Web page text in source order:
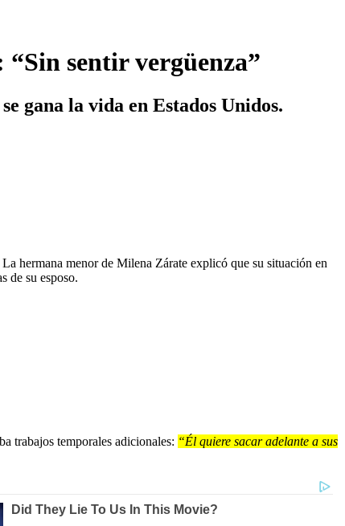
“Sin sentir vergüenza”
gana la vida en Estados Unidos.
hermana menor de Milena Zárate explicó que su situación en
de su esposo.
trabajos temporales adicionales: “Él quiere sacar adelante a sus